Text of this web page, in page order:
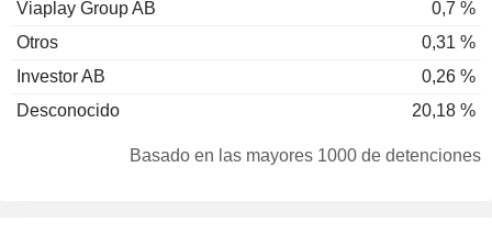
Viaplay Group AB
0,7 %
Otros
0,31 %
Investor AB
0,26 %
Desconocido
20,18 %
Basado en las mayores 1000 de detenciones